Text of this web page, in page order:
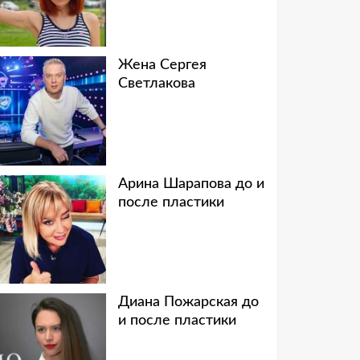
Жена Сергея
Светлакова
Арина Шарапова до и
после пластики
Диана Пожарская до
и после пластики